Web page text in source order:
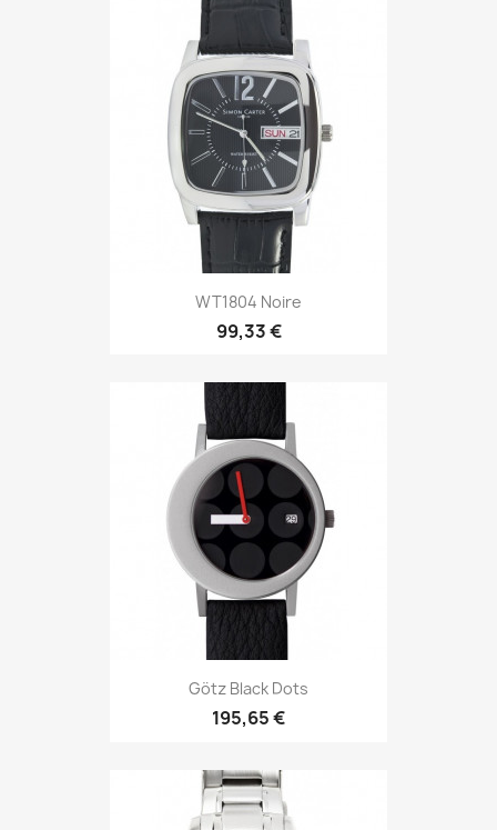
WT1804 Noire
99,33 €
Götz Black Dots
195,65 €